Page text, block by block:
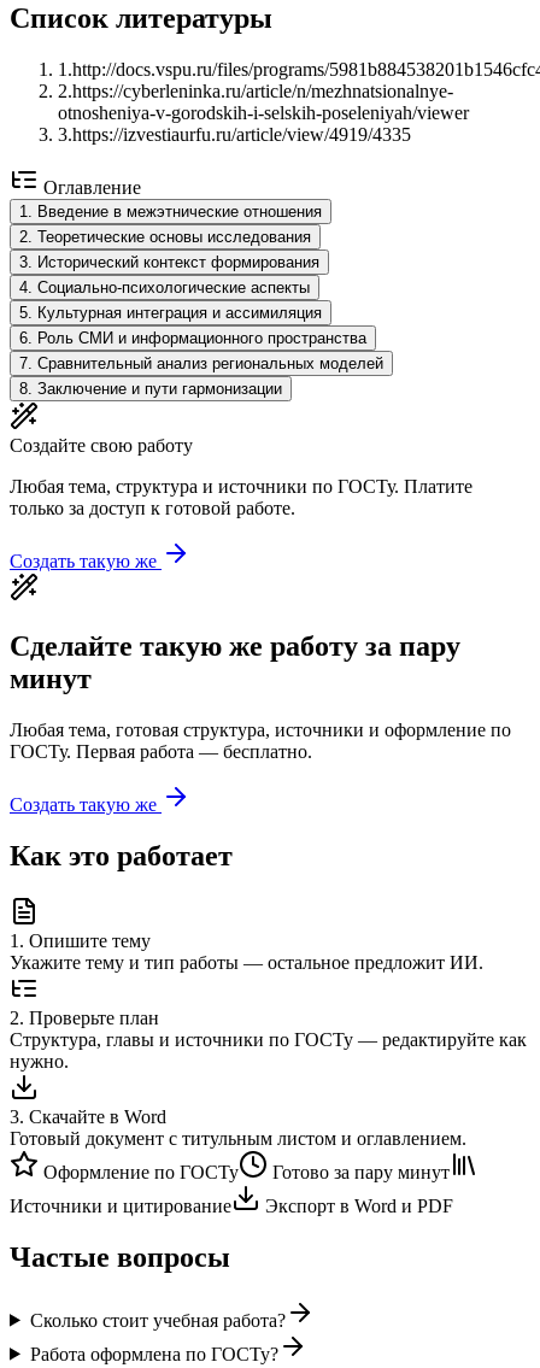
Список литературы
1 .http://docs.vspu.ru/files/programs/
2.https://cyberleninka.ru/article/n/mezhnatsionalnye-
otnosheniya-v-gorodskih-i-selskih-poseleniyah/viewer
3.https://izvestiaurfu.ru/article/view/4919/4335
Оглавление
1. Введение в межэтнические отношения
2. Теоретические основы исследования
3. Исторический контекст формирования
4. Социально-психологические аспекты
5. Культурная интеграция и ассимиляция
6. Роль СМИ и информационного пространства
7. Сравнительный анализ региональных моделей
8. Заключение и пути гармонизации
Создайте свою работу
Любая тема, структура и источники по ГОСТу. Платите
только за доступ к готовой работе.
Создать такую же
Сделайте такую же работу за пару
минут
Любая тема, готовая структура, источники и оформление по
ГОСТу. Первая работа — бесплатно.
Создать такую же
Как это работает
1 . Опишите тему
Укажите тему и тип работы — остальное предложит ИИ.
2. Проверьте план
Структура, главы и источники по ГОСТу — редактируйте как
нужно.
3. Скачайте в Word
Готовый документ с титульным листом и оглавлением.
Оформление по ГОСТу
Готово за пару минут
Источники и цитирование
Экспорт в Word и PDF
Частые вопросы
Сколько стоит учебная работа?
Работа оформлена по ГОСТу?